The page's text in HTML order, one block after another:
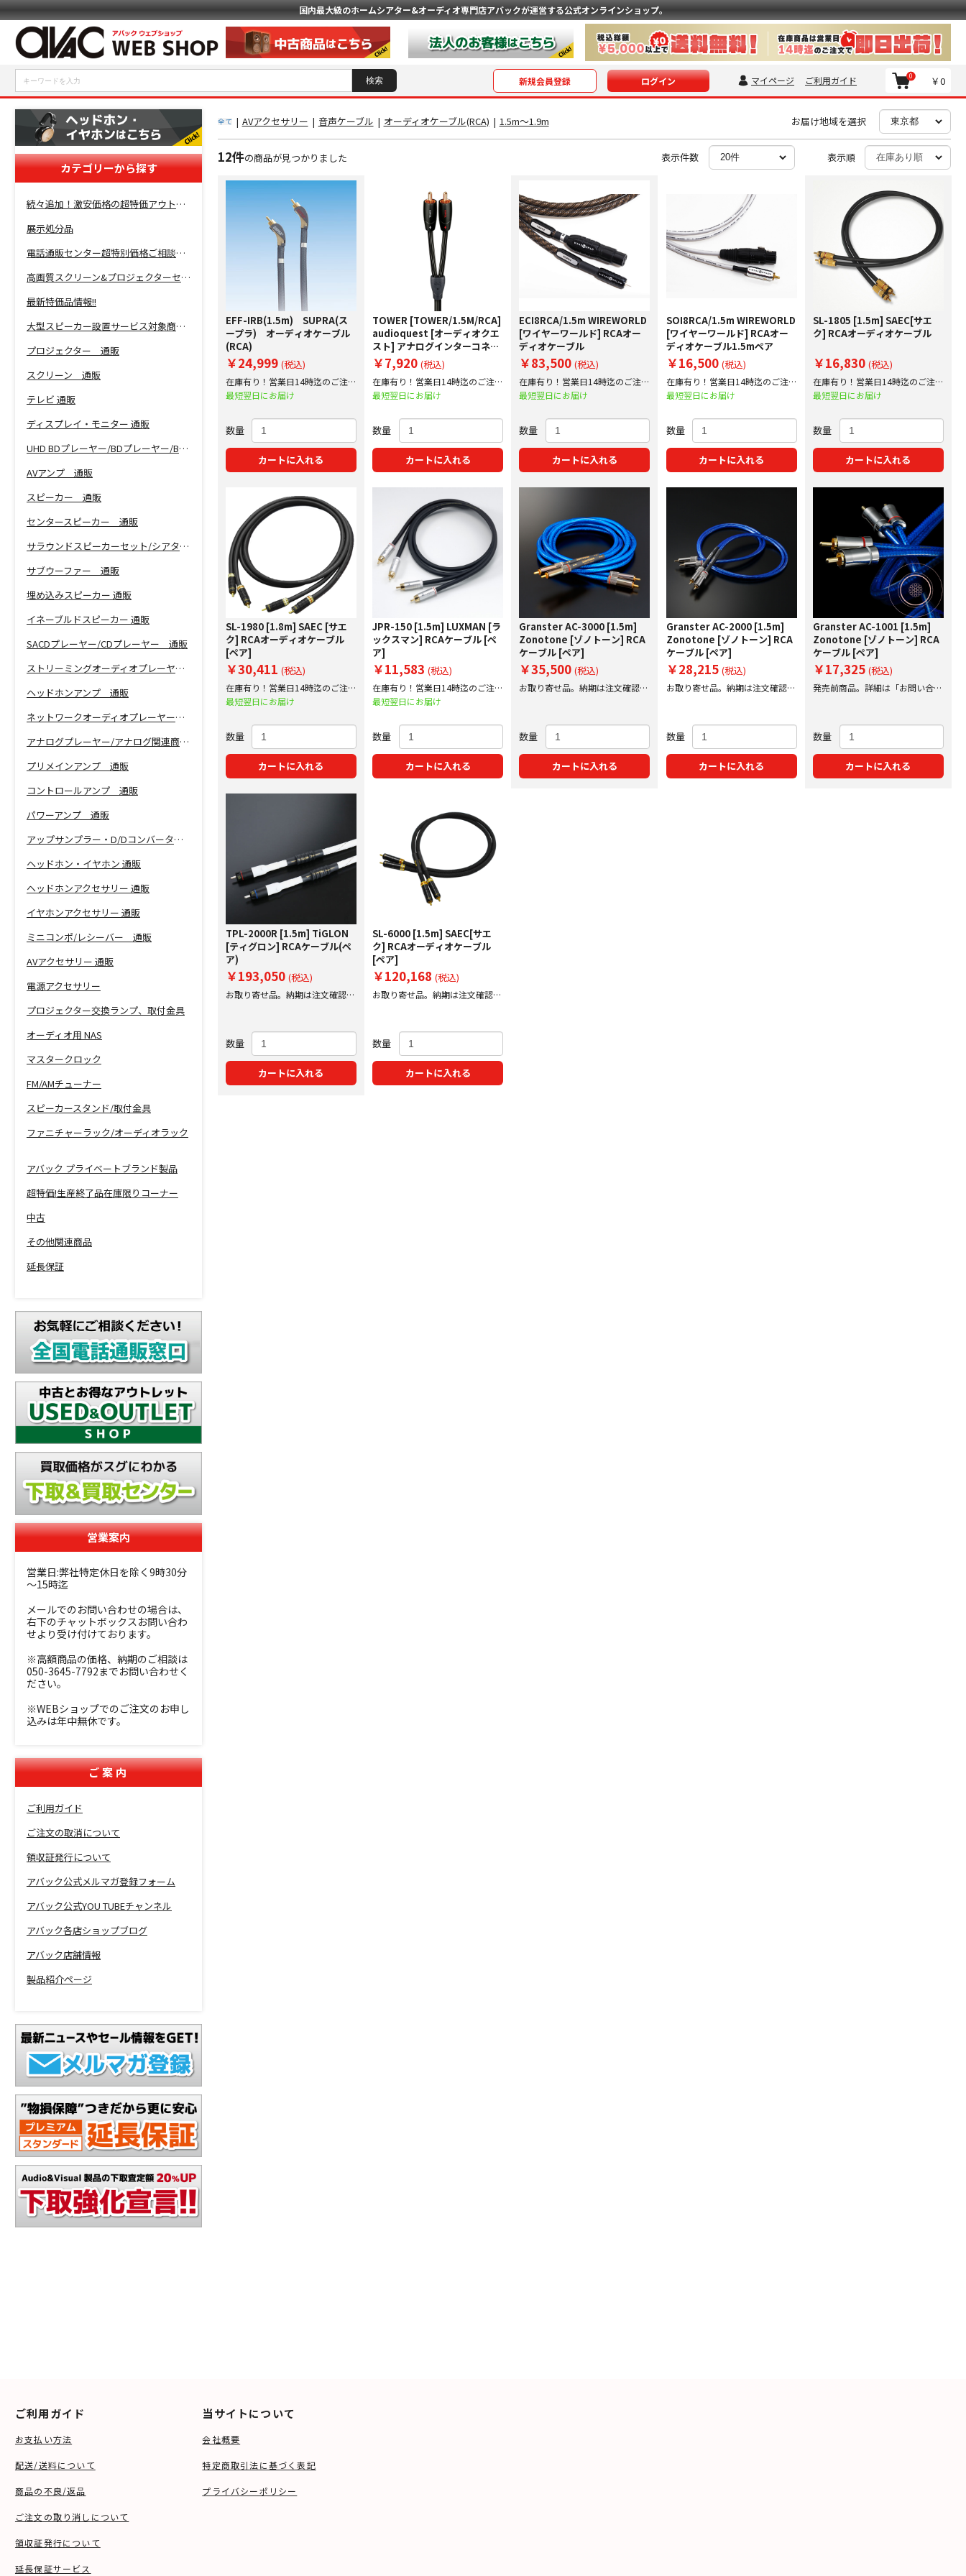
国内最大級のホームシアター&オーディオ専門店アバックが運営する公式オンラインショップ。
新規会員登録 ログイン マイページ ご利用ガイド ￥0
0
カテゴリーから探す
続々追加！激安価格の超特価アウトレットセール開催！
展示処分品
電話通販センター超特別価格ご相談コーナー！
高画質スクリーン&プロジェクターセット超特価！
最新特価品情報!!
大型スピーカー設置サービス対象商品！
プロジェクター 通販
スクリーン 通販
テレビ 通販
ディスプレイ・モニター 通販
UHD BDプレーヤー/BDプレーヤー/BDレコーダー 通販
AVアンプ 通販
スピーカー 通販
センタースピーカー 通販
サラウンドスピーカーセット/シアターバー 通販
サブウーファー 通販
埋め込みスピーカー 通販
イネーブルドスピーカー 通販
SACDプレーヤー/CDプレーヤー 通販
ストリーミングオーディオプレーヤー 通販
ヘッドホンアンプ 通販
ネットワークオーディオプレーヤー 通販
アナログプレーヤー/アナログ関連商品 通販
プリメインアンプ 通販
コントロールアンプ 通販
パワーアンプ 通販
アップサンプラー・D/Dコンバーター 通販
ヘッドホン・イヤホン 通販
ヘッドホンアクセサリー 通販
イヤホンアクセサリー 通販
ミニコンポ/レシーバー 通販
AVアクセサリー 通販
電源アクセサリー
プロジェクター交換ランプ、取付金具
オーディオ用 NAS
マスタークロック
FM/AMチューナー
スピーカースタンド/取付金具
ファニチャーラック/オーディオラック
アバック プライベートブランド製品
超特価!生産終了品在庫限りコーナー
中古
その他関連商品
延長保証
営業案内
営業日:弊社特定休日を除く9時30分
～15時迄
メールでのお問い合わせの場合は、
右下のチャットボックスお問い合わ
せより受け付けております。
※高額商品の価格、納期のご相談は
050-3645-7792までお問い合わせく
ださい。
※WEBショップでのご注文のお申し
込みは年中無休です。
ご案内
ご利用ガイド
ご注文の取消について
領収証発行について
アバック公式メルマガ登録フォーム
アバック公式YOU TUBEチャンネル
アバック各店ショップブログ
アバック店舗情報
製品紹介ページ
全て | AVアクセサリー | 音声ケーブル | オーディオケーブル(RCA) | 1.5m〜1.9m お届け地域を選択
12件の商品が見つかりました 表示件数 表示順
EFF-IRB(1.5m) SUPRA(ス
ープラ) オーディオケーブル
(RCA)
￥24,999 (税込)
在庫有り！営業日14時迄のご注文
で即日出荷！
最短翌日にお届け
数量
カートに入れる
TOWER [TOWER/1.5M/RCA]
audioquest [オーディオクエ
スト] アナログインターコネク
ト RCAケーブル
￥7,920 (税込)
在庫有り！営業日14時迄のご注文
で即日出荷！
最短翌日にお届け
数量
カートに入れる
ECI8RCA/1.5m WIREWORLD
[ワイヤーワールド] RCAオー
ディオケーブル
￥83,500(税込)
在庫有り！営業日14時迄のご注文
で即日出荷！
最短翌日にお届け
数量
カートに入れる
SOI8RCA/1.5m WIREWORLD
[ワイヤーワールド] RCAオー
ディオケーブル1.5mペア
￥16,500 (税込)
在庫有り！営業日14時迄のご注文
で即日出荷！
最短翌日にお届け
数量
カートに入れる
SL-1805 [1.5m] SAEC[サエ
ク] RCAオーディオケーブル
￥16,830 (税込)
在庫有り！営業日14時迄のご注文
で即日出荷！
最短翌日にお届け
数量
カートに入れる
SL-1980 [1.8m] SAEC [サエ
ク] RCAオーディオケーブル
[ペア]
￥30,411 (税込)
在庫有り！営業日14時迄のご注文
で即日出荷！
最短翌日にお届け
数量
カートに入れる
JPR-150 [1.5m] LUXMAN [ラ
ックスマン] RCAケーブル [ペ
ア]
￥11,583 (税込)
在庫有り！営業日14時迄のご注文
で即日出荷！
最短翌日にお届け
数量
カートに入れる
Granster AC-3000 [1.5m]
Zonotone [ゾノトーン] RCA
ケーブル [ペア]
￥35,500(税込)
お取り寄せ品。納期は注文確認後
数量
カートに入れる
Granster AC-2000 [1.5m]
Zonotone [ゾノトーン] RCA
ケーブル [ペア]
￥28,215 (税込)
お取り寄せ品。納期は注文確認後
数量
カートに入れる
Granster AC-1001 [1.5m]
Zonotone [ゾノトーン] RCA
ケーブル [ペア]
￥17,325 (税込)
発売前商品。詳細は「お問い合わ
数量
カートに入れる
TPL-2000R [1.5m] TiGLON
[ティグロン] RCAケーブル(ペ
ア)
￥193,050 (税込)
お取り寄せ品。納期は注文確認後
数量
カートに入れる
SL-6000 [1.5m] SAEC[サエ
ク] RCAオーディオケーブル
[ペア]
￥120,168 (税込)
お取り寄せ品。納期は注文確認後
数量
カートに入れる
ご利用ガイド
お支払い方法
配送/送料について
商品の不良/返品
ご注文の取り消しについて
領収証発行について
延長保証サービス
当サイトについて
会社概要
特定商取引法に基づく表記
プライバシーポリシー